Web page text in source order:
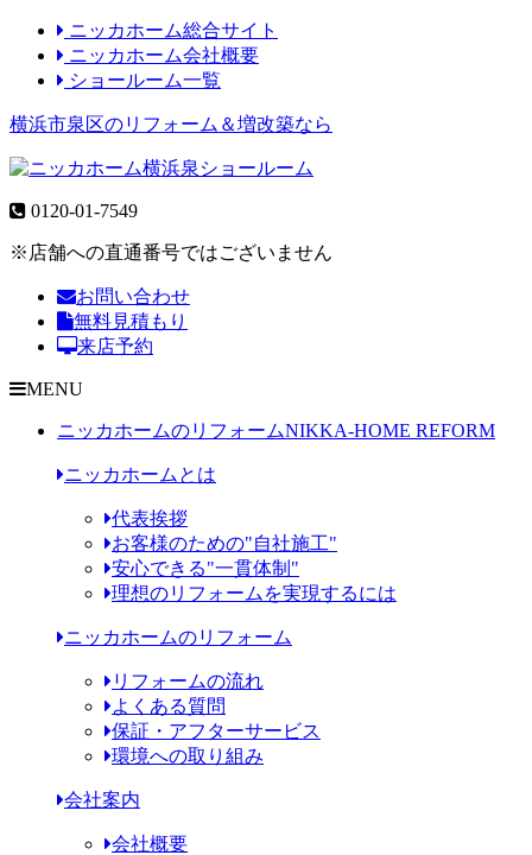
ニッカホーム総合サイト
ニッカホーム会社概要
ショールーム一覧
横浜市泉区のリフォーム＆増改築なら
0120-01-7549
※店舗への直通番号ではございません
お問い合わせ
無料見積もり
来店予約
MENU
ニッカホームのリフォームNIKKA-HOME REFORM
ニッカホームとは
代表挨拶
お客様のための"自社施工"
安心できる"一貫体制"
理想のリフォームを実現するには
ニッカホームのリフォーム
リフォームの流れ
よくある質問
保証・アフターサービス
環境への取り組み
会社案内
会社概要